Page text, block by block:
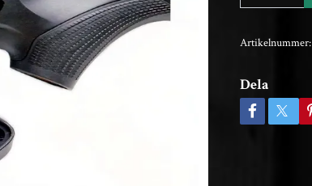
Artikelnummer:
Dela